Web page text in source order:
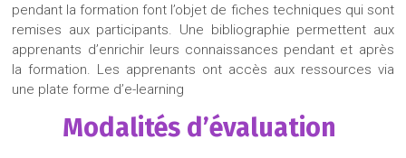
pendant la formation font l’objet de fiches techniques qui sont
remises aux participants. Une bibliographie permettent aux
apprenants d’enrichir leurs connaissances pendant et après
la formation. Les apprenants ont accès aux ressources via
une plate forme d’e-learning
Modalités d’évaluation